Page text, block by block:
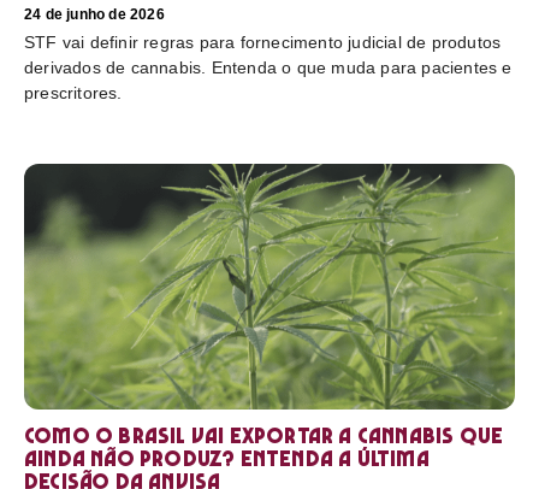
24 de junho de 2026
STF vai definir regras para fornecimento judicial de produtos
derivados de cannabis. Entenda o que muda para pacientes e
prescritores.
Como o Brasil vai exportar a cannabis que
ainda não produz? Entenda a última
decisão da Anvisa